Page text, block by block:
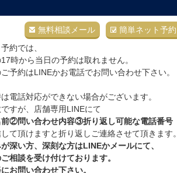
簡単ネット予約
無料相談メール
約では、
時から当日の予約は取れません。
予約はLINEかお電話でお問い合わせ下さい。
電話対応ができない場合がございます。
すが、店舗専用LINEにて
②問い合わせ内容③折り返し可能な電話番号
て頂けますと折り返しご連絡させて頂きます。
深い方、深刻な方はLINEかメールにて、
相談を受け付けております。
お問い合わせ下さい。